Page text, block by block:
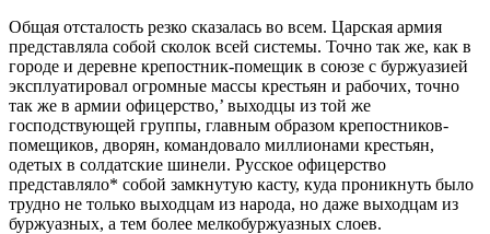
Общая отсталость резко сказалась во всем. Царская армия
представляла собой сколок всей системы. Точно так же, как в
городе и деревне крепостник-помещик в союзе с буржуазией
эксплуатировал огромные массы крестьян и рабочих, точно
так же в армии офицерство,’ выходцы из той же
господствующей группы, главным образом крепостников-
помещиков, дворян, командовало миллионами крестьян,
одетых в солдатские шинели. Русское офицерство
представляло* собой замкнутую касту, куда проникнуть было
трудно не только выходцам из народа, но даже выходцам из
буржуазных, а тем более мелкобуржуазных слоев.